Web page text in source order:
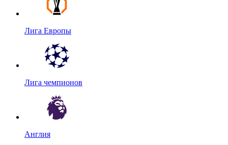
Лига Европы
Лига чемпионов
Англия